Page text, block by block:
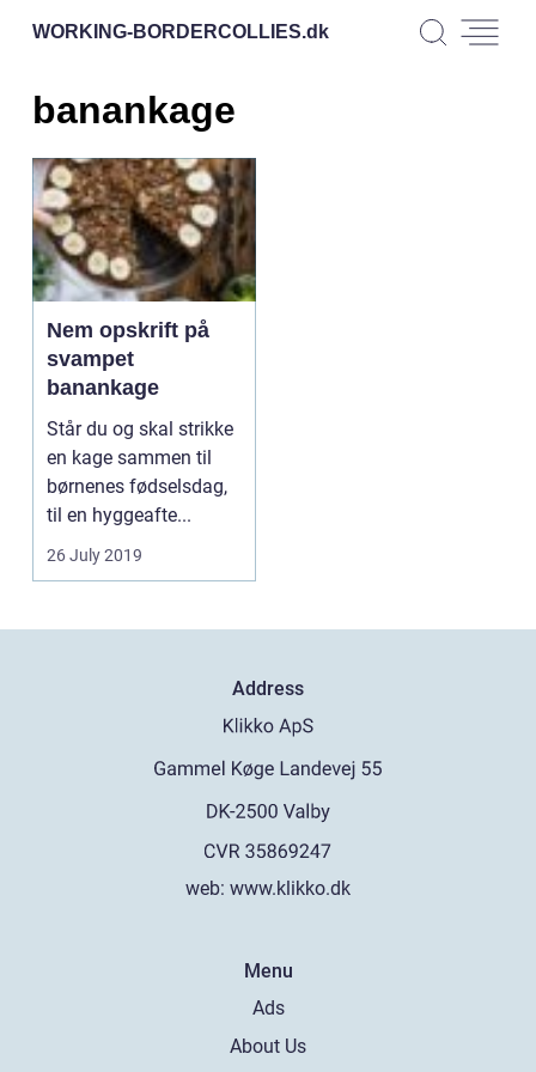
WORKING-BORDERCOLLIES.dk
banankage
Nem opskrift på
svampet
banankage
Står du og skal strikke
en kage sammen til
børnenes fødselsdag,
til en hyggeafte...
26 July 2019
Address
web: www.klikko.dk
Menu
Ads
About Us